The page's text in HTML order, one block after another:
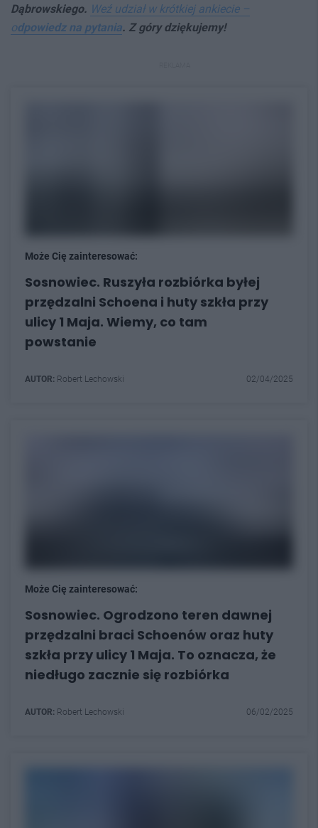
Dąbrowskiego. Weź udział w krótkiej ankiecie –
odpowiedz na pytania. Z góry dziękujemy!
Może Cię zainteresować:
Sosnowiec. Ruszyła rozbiórka byłej
przędzalni Schoena i huty szkła przy
ulicy 1 Maja. Wiemy, co tam
powstanie
AUTOR: Robert Lechowski 02/04/2025
Może Cię zainteresować:
Sosnowiec. Ogrodzono teren dawnej
przędzalni braci Schoenów oraz huty
szkła przy ulicy 1 Maja. To oznacza, że
niedługo zacznie się rozbiórka
AUTOR: Robert Lechowski 06/02/2025